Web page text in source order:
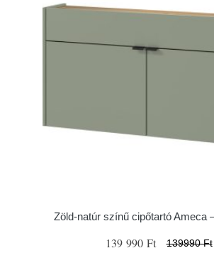
Zöld-natúr színű cipőtartó Ameca
139 990 Ft 139990 Ft